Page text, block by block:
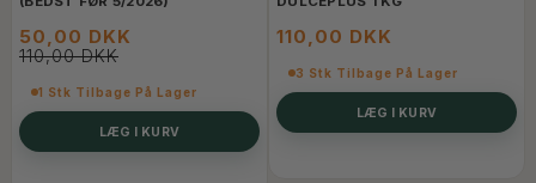
50,00 DKK
110,00 DKK
1 Stk Tilbage På Lager
LÆG I KURV
110,00 DKK
3 Stk Tilbage På Lager
LÆG I KURV